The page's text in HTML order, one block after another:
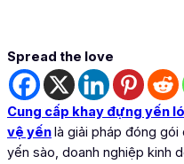
Spread the love
Cung cấp khay đựng yến
vệ yếnlà giải pháp đóng gói
yến sào, doanh nghiệp kinh